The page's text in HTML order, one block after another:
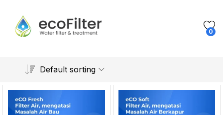
0
Default sorting